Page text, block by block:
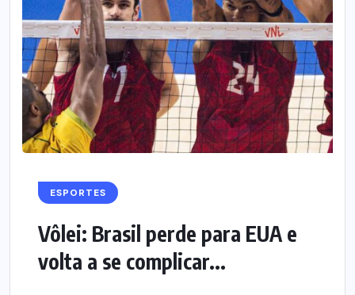
ESPORTES
Vôlei: Brasil perde para EUA e
volta a se complicar...